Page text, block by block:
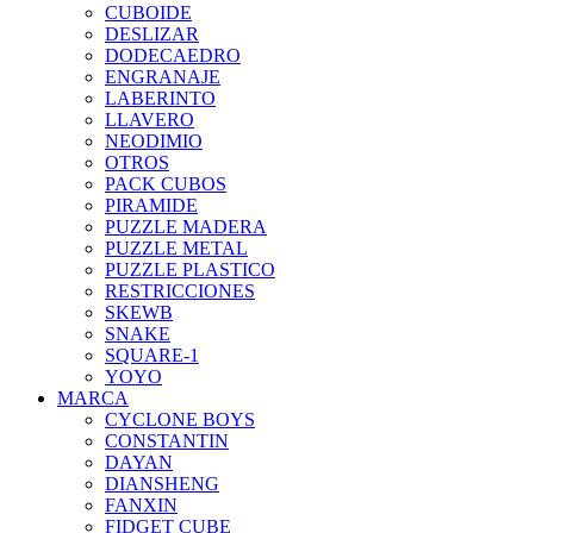
CUBOIDE
DESLIZAR
DODECAEDRO
ENGRANAJE
LABERINTO
LLAVERO
NEODIMIO
OTROS
PACK CUBOS
PIRAMIDE
PUZZLE MADERA
PUZZLE METAL
PUZZLE PLASTICO
RESTRICCIONES
SKEWB
SNAKE
SQUARE-1
YOYO
MARCA
CYCLONE BOYS
CONSTANTIN
DAYAN
DIANSHENG
FANXIN
FIDGET CUBE